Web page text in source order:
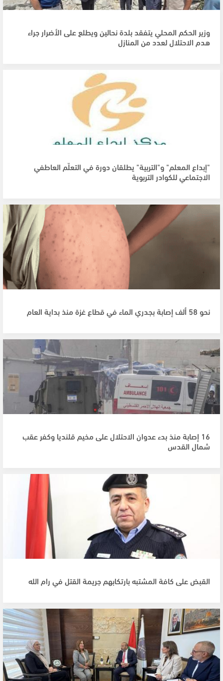
وزير الحكم المحلي يتفقد بلدة نحالين ويطلع على الأضرار جراء
هدم الاحتلال لعدد من المنازل
"إبداع المعلم" و"التربية" يطلقان دورة في التعلّم العاطفي
الاجتماعي للكوادر التربوية
نحو 58 ألف إصابة بجدري الماء في قطاع غزة منذ بداية العام
16 إصابة منذ بدء عدوان الاحتلال على مخيم قلنديا وكفر عقب
شمال القدس
القبض على كافة المشتبه بارتكابهم جريمة القتل في رام الله